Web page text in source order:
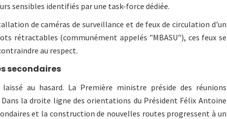
sensibles identifiés par une task-force dédiée.
de caméras de surveillance et de feux de circulation d'un
rétractables (communément appelés "MBASU"), ces feux se
au respect.
secondaires
au hasard. La Première ministre préside des réunions
la droite ligne des orientations du Président Félix Antoine
et la construction de nouvelles routes progressent à un